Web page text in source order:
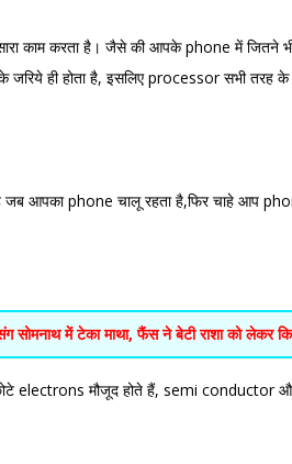
काम करता है। जैसे की आपके phone में जितने
जरिये ही होता है, इसलिए processor सभी
आपका phone चालू रहता है,फिर चाहे आप
संग सोमनाथ में टेका माथा, फैंस ने बेटी राशा को लेकर
electrons मौजूद होते हैं, semi conductor